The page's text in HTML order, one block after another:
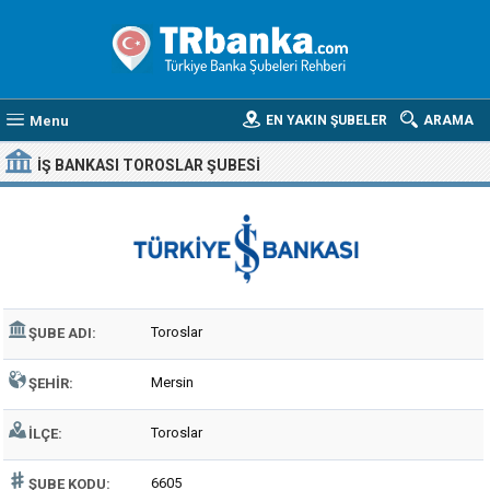
Menu ARAMA
EN YAKIN ŞUBELER
İŞ BANKASI TOROSLAR ŞUBESI
ŞUBE ADI: Toroslar
ŞEHIR: Mersin
İLÇE: Toroslar
ŞUBE KODU: 6605